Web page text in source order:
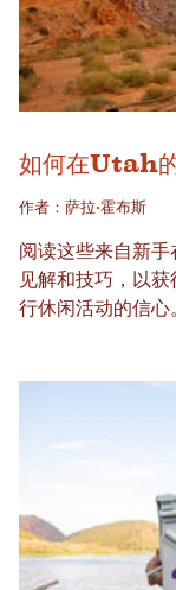
如何在Utah
作者：萨拉·霍布斯
阅读这些来自新
见解和技巧，以
行休闲活动的信心